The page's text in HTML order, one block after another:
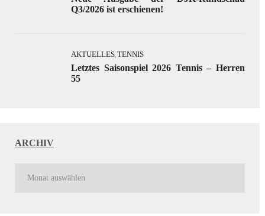
Q3/2026 ist erschienen!
AKTUELLES, TENNIS
Letztes Saisonspiel 2026 Tennis – Herren
55
ARCHIV